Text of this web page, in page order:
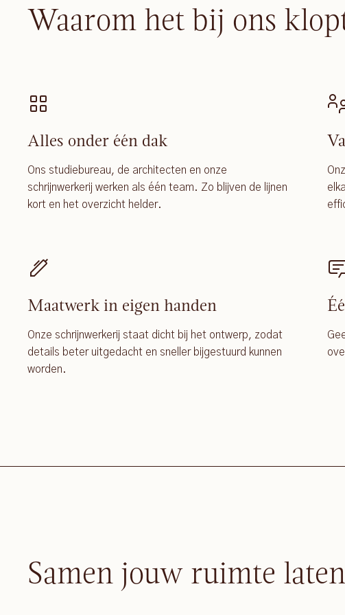
Waarom het bij ons
Alles onder één dak
Ons studiebureau, de architecten en onze
schrijnwerkerij werken als één team. Zo blijven de lijnen
kort en het overzicht helder.
Maatwerk in eigen handen
Onze schrijnwerkerij staat dicht bij het ontwerp, zodat
details beter uitgedacht en sneller bijgestuurd kunnen
worden.
Samen jouw ruimte